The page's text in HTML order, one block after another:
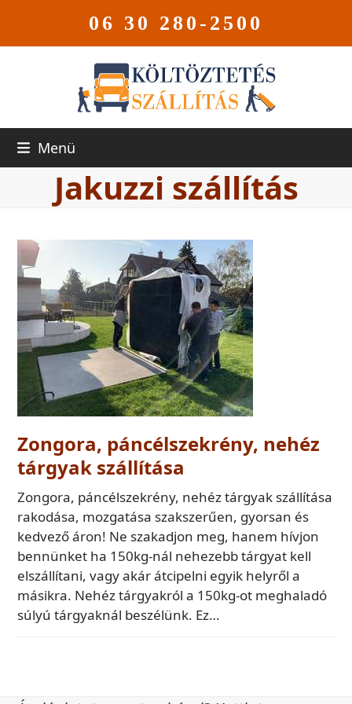
06 30 280-2500
Menü
Jakuzzi szállítás
Zongora, páncélszekrény, nehéz
tárgyak szállítása
Zongora, páncélszekrény, nehéz tárgyak szállítása
rakodása, mozgatása szakszerűen, gyorsan és
kedvező áron! Ne szakadjon meg, hanem hívjon
bennünket ha 150kg-nál nehezebb tárgyat kell
elszállítani, vagy akár átcipelni egyik helyről a
másikra. Nehéz tárgyakról a 150kg-ot meghaladó
súlyú tárgyaknál beszélünk. Ez…